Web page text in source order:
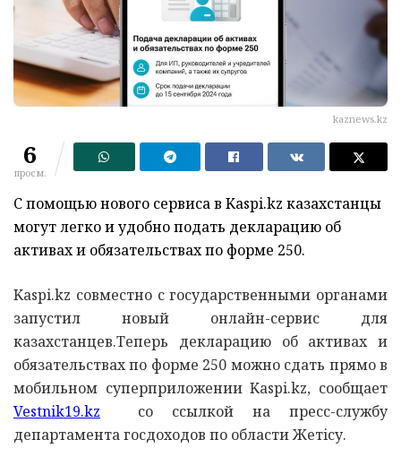
kaznews.kz
6
просм.
С помощью нового сервиса в Kaspi.kz казахстанцы
могут легко и удобно подать декларацию об
активах и обязательствах по форме 250.
Kaspi.kz совместно с государственными органами
запустил новый онлайн-сервис для
казахстанцев.Теперь декларацию об активах и
обязательствах по форме 250 можно сдать прямо в
мобильном суперприложении Kaspi.kz, сообщает
Vestnik19.kz со ссылкой на пресс-службу
департамента госдоходов по области Жетiсу.